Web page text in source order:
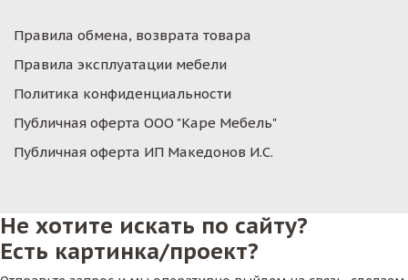
Правила обмена, возврата товара
Правила эксплуатации мебели
Политика конфиденциальности
Публичная оферта ООО "Каре Мебель"
Публичная оферта ИП Македонов И.С.
Не хотите искать по сайту?
Есть картинка/проект?